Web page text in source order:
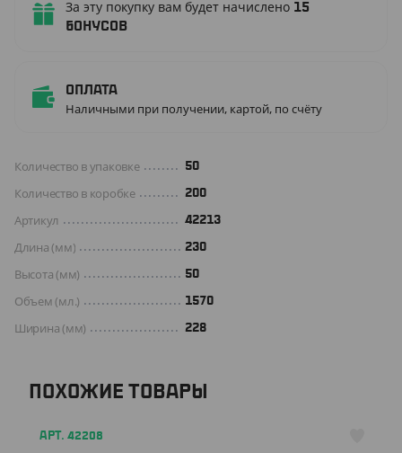
За эту покупку вам будет начислено 15
бонусов
Оплата
Наличными при получении, картой, по счёту
Количество в упаковке 50
Количество в коробке 200
Артикул 42213
Длина (мм) 230
Высота (мм) 50
Объем (мл.) 1570
Ширина (мм) 228
ПОХОЖИЕ ТОВАРЫ
АРТ. 42208